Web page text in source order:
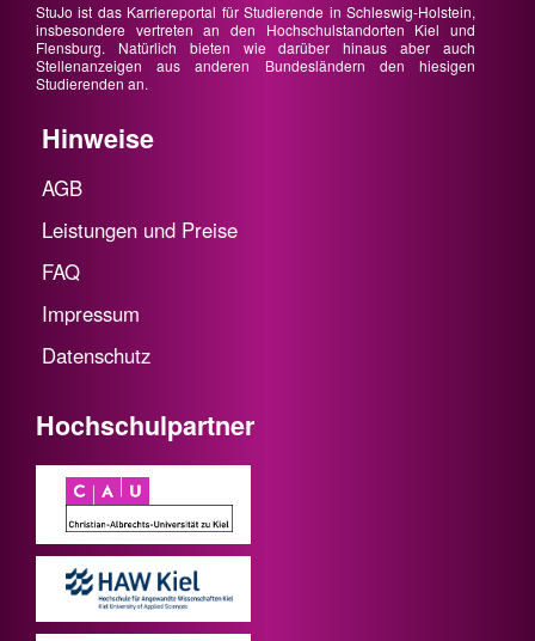
StuJo ist das Karriereportal für Studierende in Schleswig-Holstein,
insbesondere vertreten an den Hochschulstandorten Kiel und
Flensburg. Natürlich bieten wie darüber hinaus aber auch
Stellenanzeigen aus anderen Bundesländern den hiesigen
Studierenden an.
Hinweise
AGB
Leistungen und Preise
FAQ
Impressum
Datenschutz
Hochschulpartner